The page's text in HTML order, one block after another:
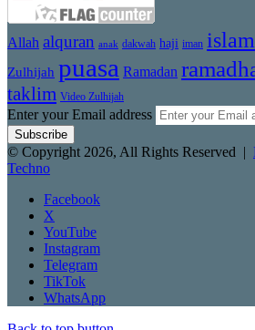
Allah alquran anak dakwah haji iman islam
Zulhijah puasa Ramadan
taklim Video Zulhijah
Enter your Email address
© Copyright 2026, All Rights Reserved |
Techno
Facebook
X
YouTube
Instagram
Telegram
TikTok
WhatsApp